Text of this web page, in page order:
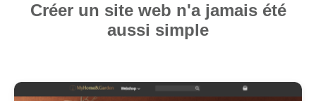
Contact
Créer un site web n'a jamais été
aussi simple